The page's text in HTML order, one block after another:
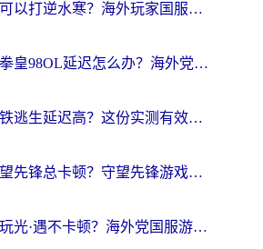
国外可不可以打逆水寒？海外玩家国服畅玩终极指南（附漫威荒野乱斗加速方案）
在国外玩拳皇98OL延迟怎么办？海外党亲测有效的低延迟指南
国外打地铁逃生延迟高？这份实测有效的低延迟指南帮你吃鸡
海外玩守望先锋总卡顿？守望先锋游戏加速器在哪里买&避坑指南（附欧洲非洲游戏实测）
台湾怎么玩光·遇不卡顿？海外党国服游戏加速终极攻略（附实测体验）